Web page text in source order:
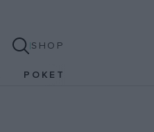
SHOP
POKET